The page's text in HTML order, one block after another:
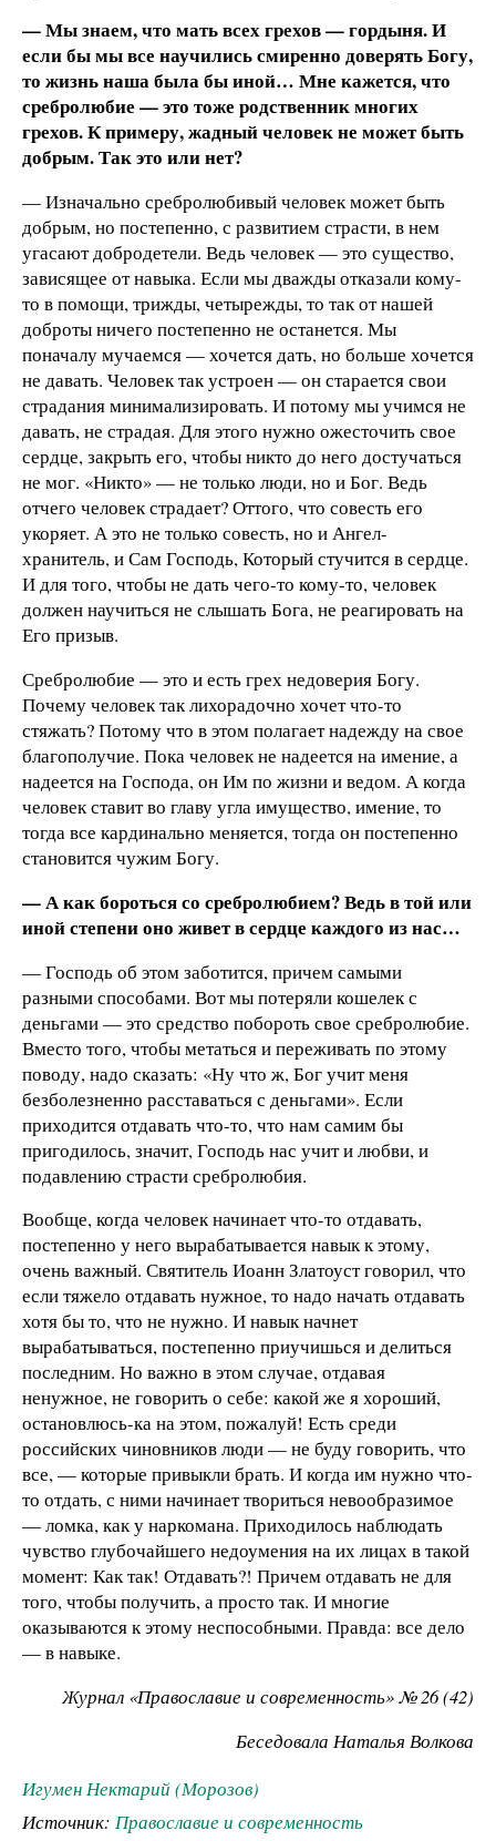
— Мы знаем, что мать всех грехов — гордыня. И
если бы мы все научились смиренно доверять Богу,
то жизнь наша была бы иной… Мне кажется, что
сребролюбие — это тоже родственник многих
грехов. К примеру, жадный человек не может быть
добрым. Так это или нет?
— Изначально сребролюбивый человек может быть
добрым, но постепенно, с развитием страсти, в нем
угасают добродетели. Ведь человек — это существо,
зависящее от навыка. Если мы дважды отказали кому-
то в помощи, трижды, четырежды, то так от нашей
доброты ничего постепенно не останется. Мы
поначалу мучаемся — хочется дать, но больше хочется
не давать. Человек так устроен — он старается свои
страдания минимализировать. И потому мы учимся не
давать, не страдая. Для этого нужно ожесточить свое
сердце, закрыть его, чтобы никто до него достучаться
не мог. «Никто» — не только люди, но и Бог. Ведь
отчего человек страдает? Оттого, что совесть его
укоряет. А это не только совесть, но и Ангел-
хранитель, и Сам Господь, Который стучится в сердце.
И для того, чтобы не дать чего-то кому-то, человек
должен научиться не слышать Бога, не реагировать на
Его призыв.
Сребролюбие — это и есть грех недоверия Богу.
Почему человек так лихорадочно хочет что-то
стяжать? Потому что в этом полагает надежду на свое
благополучие. Пока человек не надеется на имение, а
надеется на Господа, он Им по жизни и ведом. А когда
человек ставит во главу угла имущество, имение, то
тогда все кардинально меняется, тогда он постепенно
становится чужим Богу.
— А как бороться со сребролюбием? Ведь в той или
иной степени оно живет в сердце каждого из нас…
— Господь об этом заботится, причем самыми
разными способами. Вот мы потеряли кошелек с
деньгами — это средство побороть свое сребролюбие.
Вместо того, чтобы метаться и переживать по этому
поводу, надо сказать: «Ну что ж, Бог учит меня
безболезненно расставаться с деньгами». Если
приходится отдавать что-то, что нам самим бы
пригодилось, значит, Господь нас учит и любви, и
подавлению страсти сребролюбия.
Вообще, когда человек начинает что-то отдавать,
постепенно у него вырабатывается навык к этому,
очень важный. Святитель Иоанн Златоуст говорил, что
если тяжело отдавать нужное, то надо начать отдавать
хотя бы то, что не нужно. И навык начнет
вырабатываться, постепенно приучишься и делиться
последним. Но важно в этом случае, отдавая
ненужное, не говорить о себе: какой же я хороший,
остановлюсь-ка на этом, пожалуй! Есть среди
российских чиновников люди — не буду говорить, что
все, — которые привыкли брать. И когда им нужно что-
то отдать, с ними начинает твориться невообразимое
— ломка, как у наркомана. Приходилось наблюдать
чувство глубочайшего недоумения на их лицах в такой
момент: Как так! Отдавать?! Причем отдавать не для
того, чтобы получить, а просто так. И многие
оказываются к этому неспособными. Правда: все дело
— в навыке.
Журнал «Православие и современность» № 26 (42)
Беседовала Наталья Волкова
Игумен Нектарий (Морозов)
Источник: Православие и современность